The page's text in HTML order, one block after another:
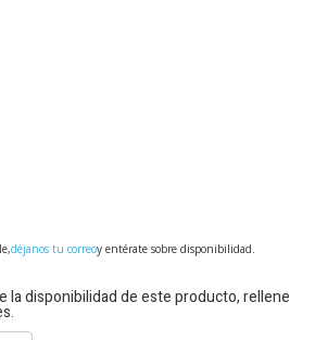
déjanos tu correoy entérate sobre disponibilidad.
la disponibilidad de este producto, rellene